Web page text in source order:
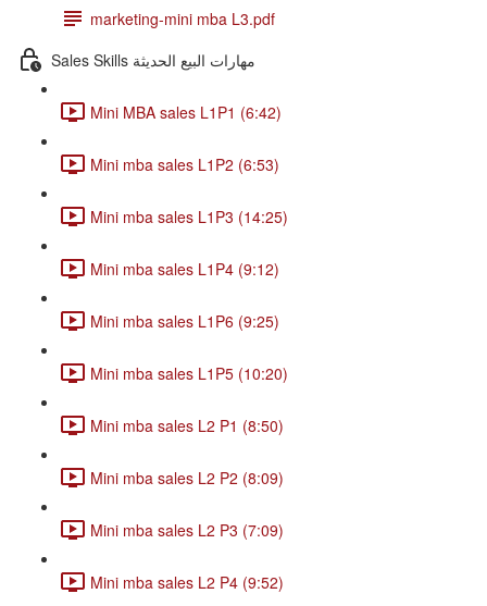
marketing-mini mba L3.pdf
Sales Skills مهارات البيع الحديثة
Mini MBA sales L1P1 (6:42)
Mini mba sales L1P2 (6:53)
Mini mba sales L1P3 (14:25)
Mini mba sales L1P4 (9:12)
Mini mba sales L1P6 (9:25)
Mini mba sales L1P5 (10:20)
Mini mba sales L2 P1 (8:50)
Mini mba sales L2 P2 (8:09)
Mini mba sales L2 P3 (7:09)
Mini mba sales L2 P4 (9:52)